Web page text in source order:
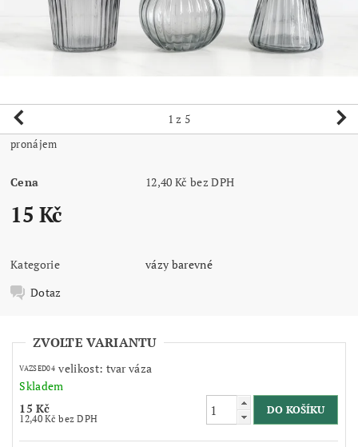
1 z 5
pronájem
Cena 12,40 Kč bez DPH
15 Kč
Kategorie
vázy barevné
Dotaz
ZVOLTE VARIANTU
VAZSED04 velikost: tvar váza
Skladem
15 Kč
12,40 Kč bez DPH